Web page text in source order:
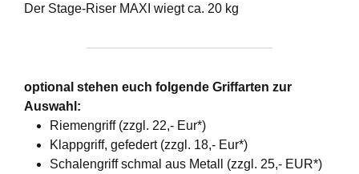
Der Stage-Riser MAXI wiegt ca. 20 kg
optional stehen euch folgende Griffarten zur
Auswahl:
Riemengriff (zzgl. 22,- Eur*)
Klappgriff, gefedert (zzgl. 18,- Eur*)
Schalengriff schmal aus Metall (zzgl. 25,- EUR*)